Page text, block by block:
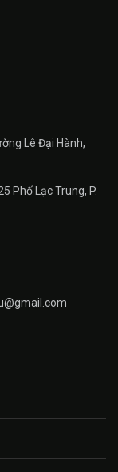
Lê Đại Hành,
Phố Lạc Trung, P.